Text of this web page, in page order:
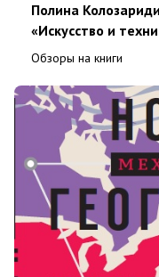
Полина
«Искусство и
Обзоры на книги